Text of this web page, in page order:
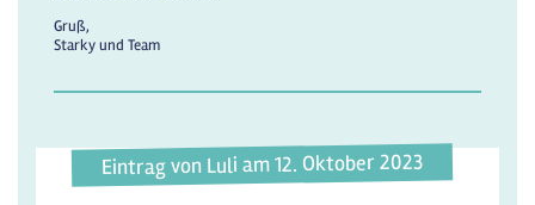
Gruß,
Starky und Team
Eintrag von Luli am 12. Oktober 2023